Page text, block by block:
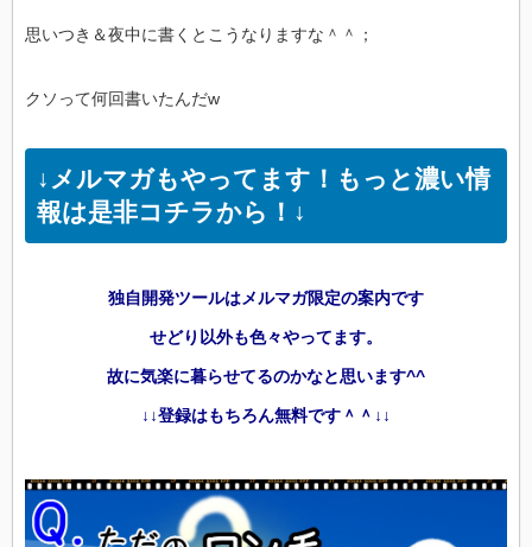
思いつき＆夜中に書くとこうなりますな＾＾；
クソって何回書いたんだw
↓メルマガもやってます！もっと濃い情
報は是非コチラから！↓
独自開発ツールはメルマガ限定の案内です
せどり以外も色々やってます。
故に気楽に暮らせてるのかなと思います^^
↓↓登録はもちろん無料です＾＾↓↓